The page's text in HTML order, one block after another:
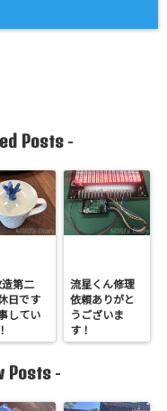
Posts-
第二
日です
してい
流星くん修理
依頼ありがと
うございま
す！
Posts -